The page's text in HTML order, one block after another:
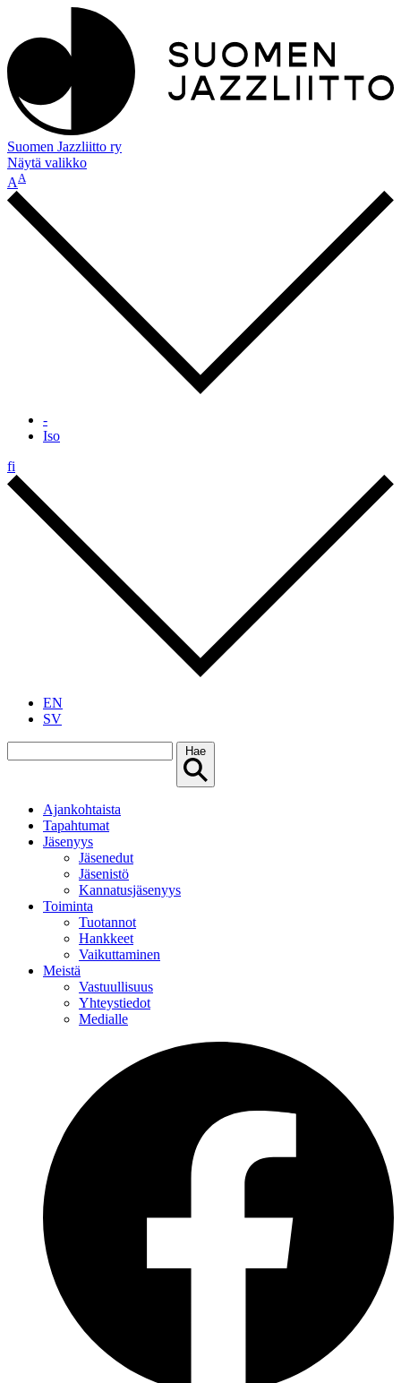
Suomen Jazzliitto ry
Näytä valikko
AA
-
Iso
fi
EN
SV
Hae
Ajankohtaista
Tapahtumat
Jäsenyys
Jäsenedut
Jäsenistö
Kannatusjäsenyys
Toiminta
Tuotannot
Hankkeet
Vaikuttaminen
Meistä
Vastuullisuus
Yhteystiedot
Medialle